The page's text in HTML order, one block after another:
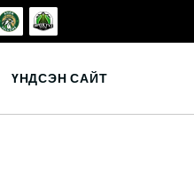
ҮНДСЭН САЙТ